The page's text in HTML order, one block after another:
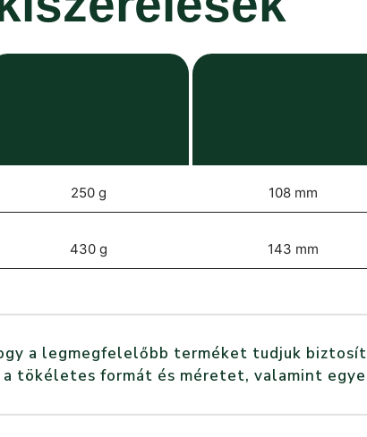
250 g 108 mm
430 g 143 mm
a legmegfelelőbb terméket tudjuk
tökéletes formát és méretet, valamint